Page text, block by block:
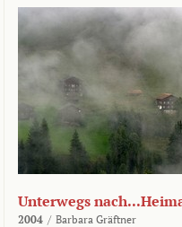
Unterwegs
2004 / Barbara Gräftner